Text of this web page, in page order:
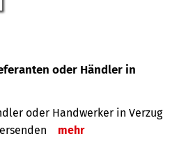
oder Händler in
oder Handwerker in Verzug
mehr